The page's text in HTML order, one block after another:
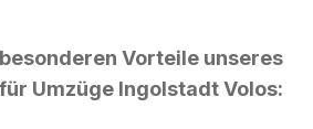
Vorteile unseres
Umzüge Ingolstadt Volos: